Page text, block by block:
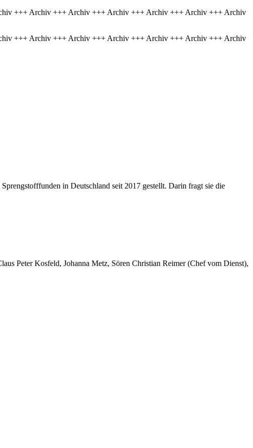
+++ Archiv +++ Archiv +++ Archiv +++ Archiv +++ Archiv +++ Archiv
+++ Archiv +++ Archiv +++ Archiv +++ Archiv +++ Archiv +++ Archiv
in Deutschland seit 2017 gestellt. Darin fragt sie die
Peter Kosfeld, Johanna Metz, Sören Christian Reimer (Chef vom Dienst),